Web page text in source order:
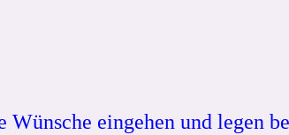
eingehen und legen